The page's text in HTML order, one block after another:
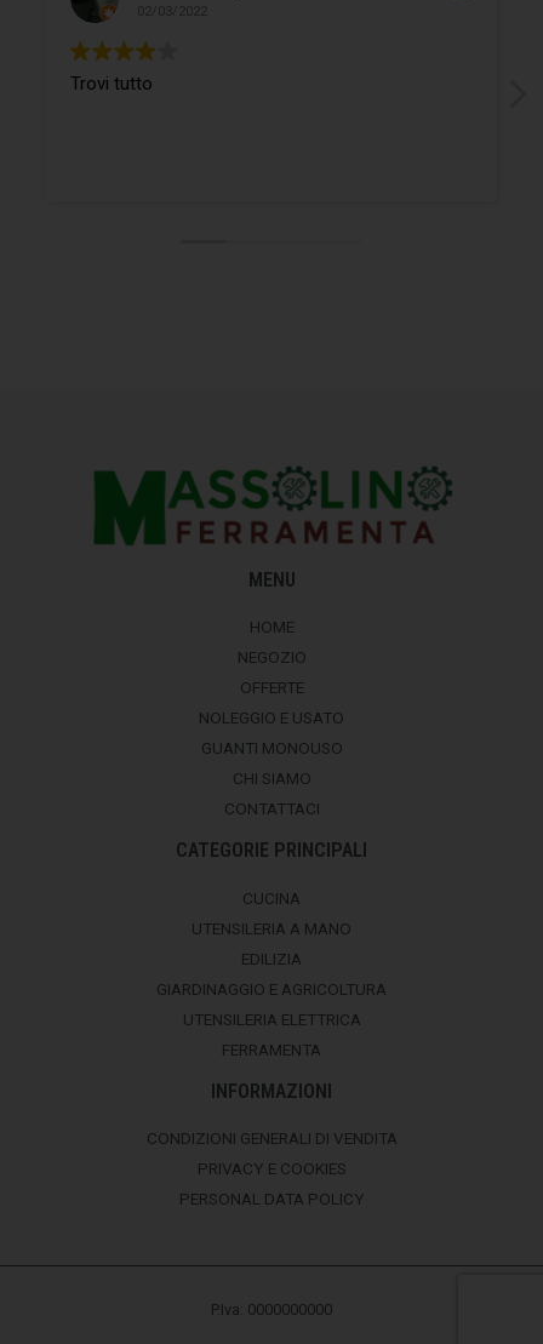
02/03/2022
Trovi tutto
MENU
HOME
NEGOZIO
OFFERTE
NOLEGGIO E USATO
GUANTI MONOUSO
CHI SIAMO
CONTATTACI
CATEGORIE PRINCIPALI
CUCINA
UTENSILERIA A MANO
EDILIZIA
GIARDINAGGIO E AGRICOLTURA
UTENSILERIA ELETTRICA
FERRAMENTA
INFORMAZIONI
CONDIZIONI GENERALI DI VENDITA
PRIVACY E COOKIES
PERSONAL DATA POLICY
P.Iva: 0000000000